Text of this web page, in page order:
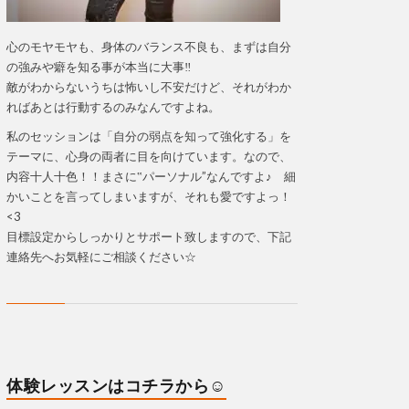
心のモヤモヤも、身体のバランス不良も、まずは自分
の強みや癖を知る事が本当に大事‼
敵がわからないうちは怖いし不安だけど、それがわか
ればあとは行動するのみなんですよね。
私のセッションは「自分の弱点を知って強化する」を
テーマに、心身の両者に目を向けています。なので、
内容十人十色！！まさに‟パーソナル”なんですよ♪ 細
かいことを言ってしまいますが、それも愛ですよっ！
<3
目標設定からしっかりとサポート致しますので、下記
連絡先へお気軽にご相談ください☆
体験レッスンはコチラから☺